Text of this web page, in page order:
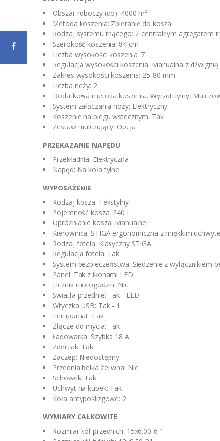
Obszar roboczy (do): 4000 m²
Metoda koszenia: Zbieranie do kosza
Rodzaj systemu tnącego: Z centralnym agregatem
Szerokość koszenia: 84 cm
Liczba wysokości koszenia: 7
Regulacja wysokości koszenia: Manualna z dźwignią
Zakres wysokości koszenia: 25-80 mm
Liczba noży: 2
Dodatkowa metoda koszenia: Wyrzut tylny,
System załączania noży: Elektryczny
Koszenie na biegu wstecznym: Tak
Zestaw mulczujący: Opcja
PRZEKAZANIE NAPĘDU
Przekładnia: Elektryczna
Napęd: Na koła tylne
WYPOSAŻENIE
Rodzaj kosza: Tekstylny
Pojemność kosza: 240 L
Opróżnianie kosza: Manualne
Kierownica: STIGA ergonomiczna z miękkim
Rodzaj fotela: Klasyczny STIGA
Regulacja fotela: Tak
System bezpieczeństwa: Siedzenie z wyłącznikiem
Panel: Tak z ikonami LED
Licznik motogodzin: Nie
Światła przednie: Tak - LED
Wtyczka USB: Tak - 1
Tempomat: Tak
Złącze do mycia: Tak
Ładowarka: Szybka 18 A
Zderzak: Tak
Zaczep: Niedostępny
Przednia belka żeliwna: Nie
Schowek: Tak
Uchwyt na kubek: Tak
Koła antypoślizgowe: 2
WYMIARY CAŁKOWITE
Rozmiar kół przednich: 15x6.00-6 "